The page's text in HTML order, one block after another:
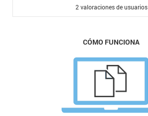
2 valoraciones de usuarios
CÓMO FUNCIONA